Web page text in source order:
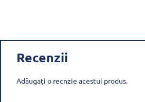
Recenzii
Adăugați o recnzie acestui produs.